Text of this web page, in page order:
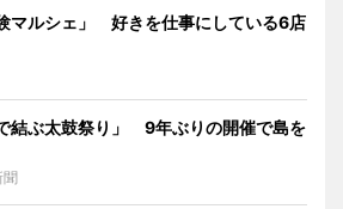
マルシェ」 好きを仕事にしている6店
結ぶ太鼓祭り」 9年ぶりの開催で島を